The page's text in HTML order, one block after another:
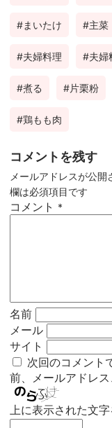
まいたけ 主菜
夫婦料理 夫婦
煮る 片栗粉
鶏もも肉
コメントを残す
メールアドレスが公開
欄は必須項目です
コメント *
名前
メール
サイト
次回のコメント
前、メールアドレス
上に表示された文